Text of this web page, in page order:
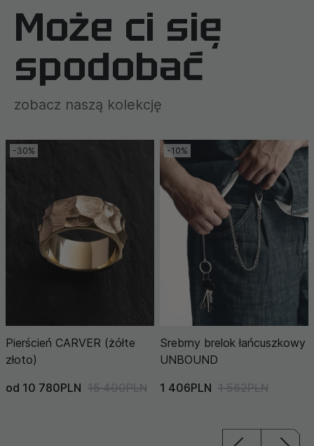
Może ci się
spodobać
zobacz naszą kolekcję
-30%
Pierścień CARVER (żółte
złoto)
od 10 780PLN 15 400PLN
-10%
Srebrny brelok łańcuszkowy
UNBOUND
1 406PLN 1 562PLN